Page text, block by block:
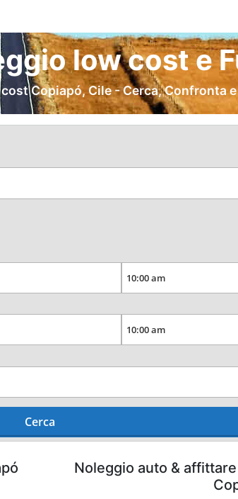
low cost e
Copiapó, Cile - Cerca, Confronta
Cerca
Noleggio auto &